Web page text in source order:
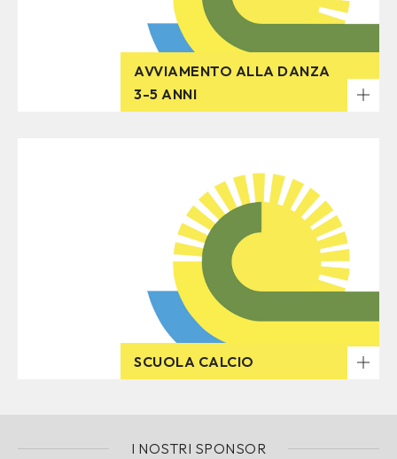
AVVIAMENTO ALLA DANZA
3-5 ANNI
SCUOLA CALCIO
I NOSTRI SPONSOR